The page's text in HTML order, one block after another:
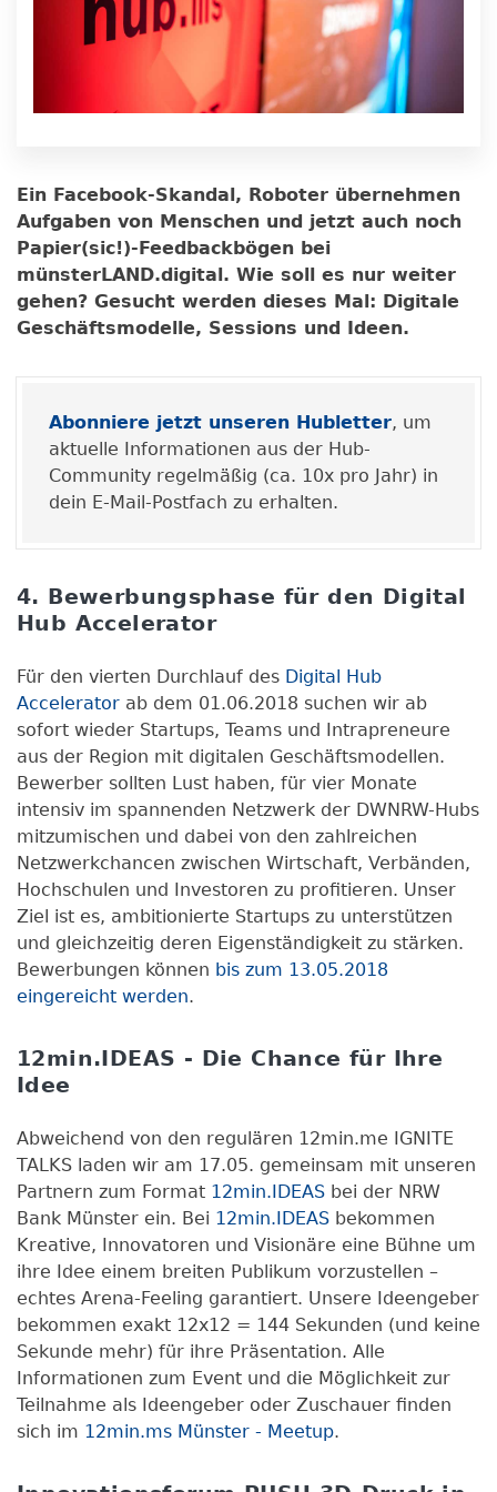
Ein Facebook-Skandal, Roboter übernehmen
Aufgaben von Menschen und jetzt auch noch
Papier(sic!)-Feedbackbögen bei
münsterLAND.digital. Wie soll es nur weiter
gehen? Gesucht werden dieses Mal: Digitale
Geschäftsmodelle, Sessions und Ideen.
Abonniere jetzt unseren Hubletter, um
aktuelle Informationen aus der Hub-
Community regelmäßig (ca. 10x pro Jahr) in
dein E-Mail-Postfach zu erhalten.
4. Bewerbungsphase für den Digital
Hub Accelerator
Für den vierten Durchlauf des Digital Hub
Accelerator ab dem 01.06.2018 suchen wir ab
sofort wieder Startups, Teams und Intrapreneure
aus der Region mit digitalen Geschäftsmodellen.
Bewerber sollten Lust haben, für vier Monate
intensiv im spannenden Netzwerk der DWNRW-Hubs
mitzumischen und dabei von den zahlreichen
Netzwerkchancen zwischen Wirtschaft, Verbänden,
Hochschulen und Investoren zu profitieren. Unser
Ziel ist es, ambitionierte Startups zu unterstützen
und gleichzeitig deren Eigenständigkeit zu stärken.
Bewerbungen können bis zum 13.05.2018
eingereicht werden.
12min.IDEAS - Die Chance für Ihre
Idee
Abweichend von den regulären 12min.me IGNITE
TALKS laden wir am 17.05. gemeinsam mit unseren
Partnern zum Format 12min.IDEAS bei der NRW
Bank Münster ein. Bei 12min.IDEAS bekommen
Kreative, Innovatoren und Visionäre eine Bühne um
ihre Idee einem breiten Publikum vorzustellen –
echtes Arena-Feeling garantiert. Unsere Ideengeber
bekommen exakt 12x12 = 144 Sekunden (und keine
Sekunde mehr) für ihre Präsentation. Alle
Informationen zum Event und die Möglichkeit zur
Teilnahme als Ideengeber oder Zuschauer finden
sich im 12min.ms Münster - Meetup.